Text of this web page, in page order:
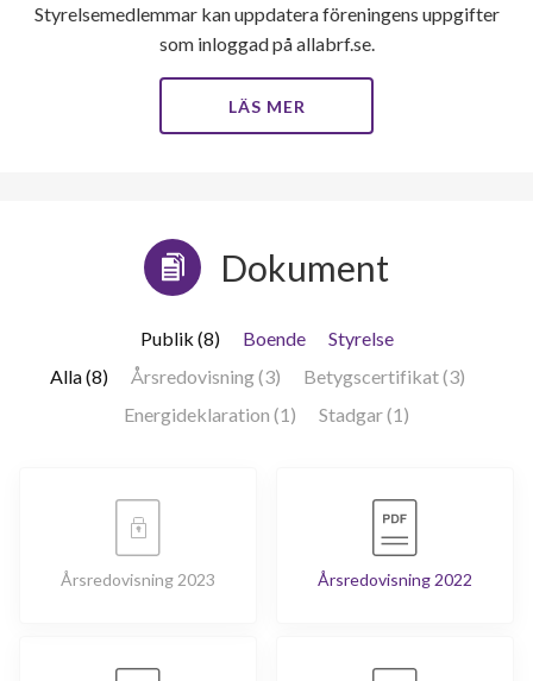
Styrelsemedlemmar kan uppdatera föreningens uppgifter
som inloggad på allabrf.se.
LÄS MER
Dokument
Publik (8) Boende
Styrelse
Alla (8)
Årsredovisning (3)
Betygscertifikat (3)
Energideklaration (1)
Stadgar (1)
Årsredovisning 2023 Årsredovisning 2022